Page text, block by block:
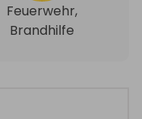
Feuerwehr,
Brandhilfe